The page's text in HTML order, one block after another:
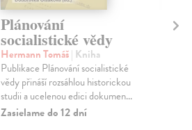
Plánování
socialistické vědy
Hermann Tomáš| Kniha
Publikace Plánování socialistické
vědy přináší rozsáhlou historickou
studii a ucelenou edici dokumen...
Zasielame do 12 dní